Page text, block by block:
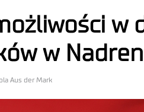
w
w
Aus der Mark